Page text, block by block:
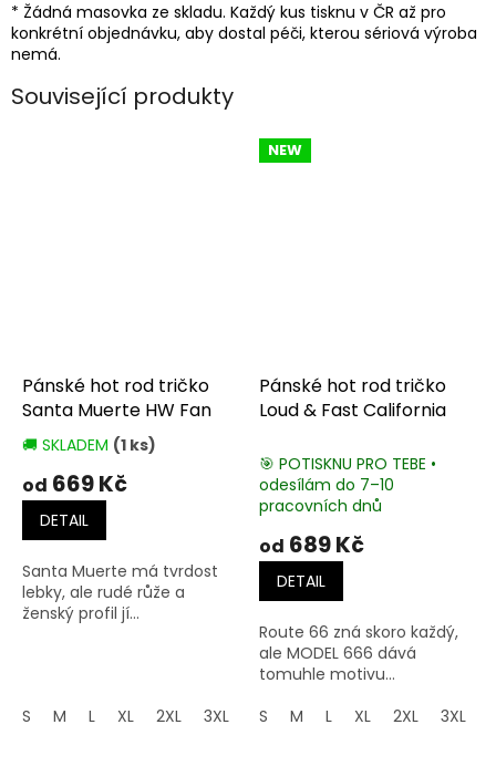
* Žádná masovka ze skladu. Každý kus tisknu v ČR až pro
konkrétní objednávku, aby dostal péči, kterou sériová výroba
nemá.
Související produkty
Pánské hot rod tričko
Santa Muerte HW Fan
Průměrné
produktu
4,0
5
hvězdiček.
🚚 SKLADEM (1 ks)
od 669 Kč
DETAIL
Santa Muerte má tvrdost
lebky, ale rudé růže a
ženský profil jí...
S M L XL 2XL 3XL 4XL 5XL
NEW
Pánské hot rod tričko
Loud & Fast California
🎯 POTISKNU PRO TEBE •
odesílám do 7–10
pracovních dnů
od 689 Kč
DETAIL
Route 66 zná skoro každý,
ale MODEL 666 dává
tomuhle motivu...
S
M L XL 2XL 3XL